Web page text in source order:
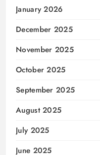
January 2026
December 2025
November 2025
October 2025
September 2025
August 2025
July 2025
June 2025